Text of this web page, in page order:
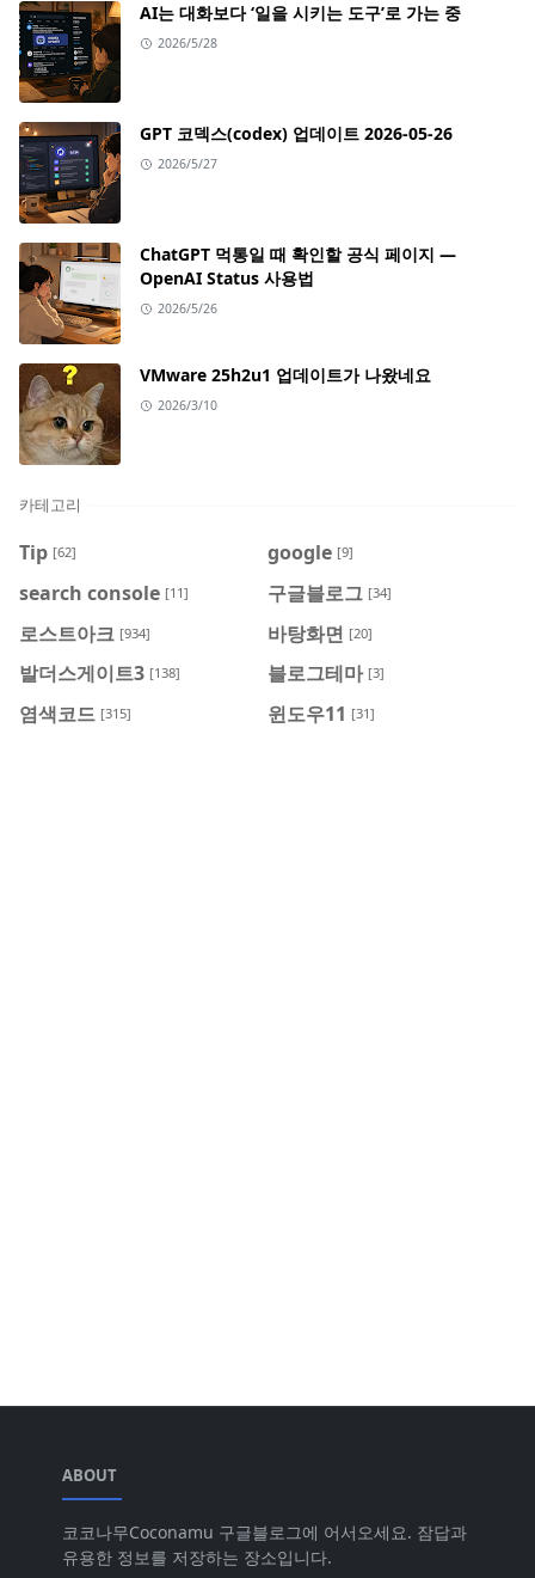
AI는 대화보다 ‘일을 시키는 도구’로 가는 중
2026/5/28
GPT 코덱스(codex) 업데이트 2026-05-26
2026/5/27
ChatGPT 먹통일 때 확인할 공식 페이지 —
OpenAI Status 사용법
2026/5/26
VMware 25h2u1 업데이트가 나왔네요
2026/3/10
카테고리
Tip [62] google [9]
search console [11] 구글블로그 [34]
로스트아크 [934] 바탕화면 [20]
발더스게이트3 [138] 블로그테마 [3]
염색코드 [315] 윈도우11 [31]
ABOUT
코코나무Coconamu 구글블로그에 어서오세요. 잠답과
유용한 정보를 저장하는 장소입니다.